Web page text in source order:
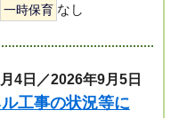
一時保育 なし
4日／2026年9月5日
工事の状況等に